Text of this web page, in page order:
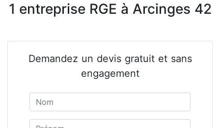
1 entreprise RGE à Arcinges 42
Demandez un devis gratuit et sans
engagement